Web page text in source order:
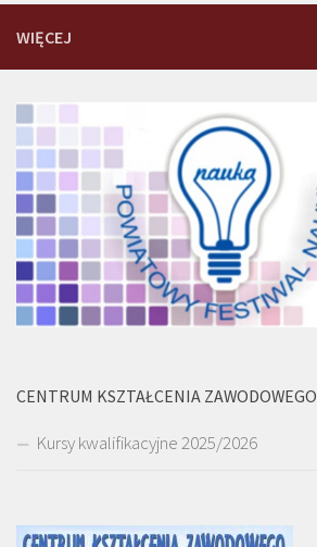
WIĘCEJ
CENTRUM KSZTAŁCENIA ZAWODOWEGO
Kursy kwalifikacyjne 2025/2026